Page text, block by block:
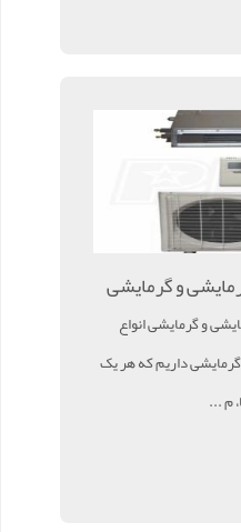
و گرمایشی
و گرمایشی انواع
داریم که هر یک
م ...